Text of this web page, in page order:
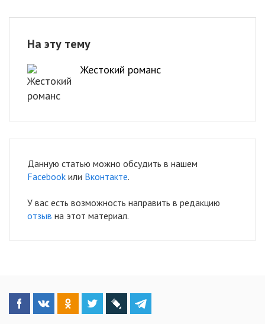
На эту тему
Жестокий романс
Данную статью можно обсудить в нашем
Facebook или Вконтакте.
У вас есть возможность направить в редакцию
отзыв на этот материал.